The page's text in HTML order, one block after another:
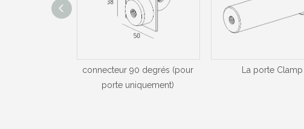
connecteur 90 degrés (pour
porte uniquement)
La porte Clamp